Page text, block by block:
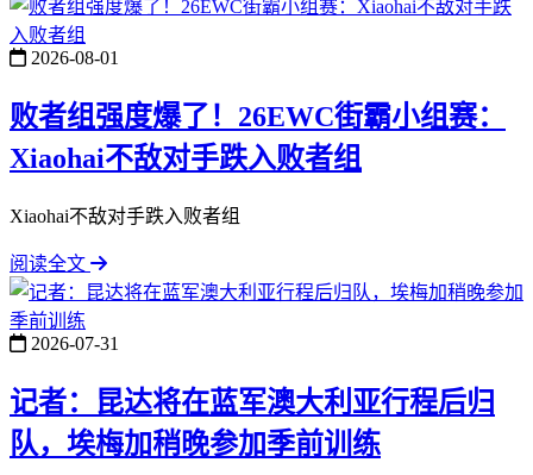
2026-08-01
败者组强度爆了！26EWC街霸小组赛：
Xiaohai不敌对手跌入败者组
Xiaohai不敌对手跌入败者组
阅读全文
2026-07-31
记者：昆达将在蓝军澳大利亚行程后归
队，埃梅加稍晚参加季前训练